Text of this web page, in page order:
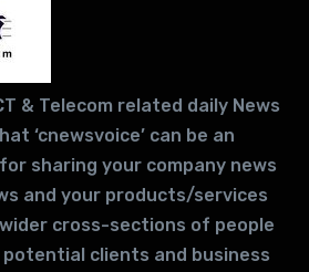
& Telecom related daily News
‘cnewsvoice’ can be an
sharing your company news
and your products/services
cross-sections of people
potential clients and business